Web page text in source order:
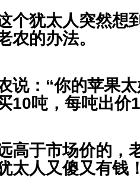
个犹太人突然想
农的办法。
说：“你的苹果
10吨，每吨出价
高于市场价的，
太人又傻又有钱